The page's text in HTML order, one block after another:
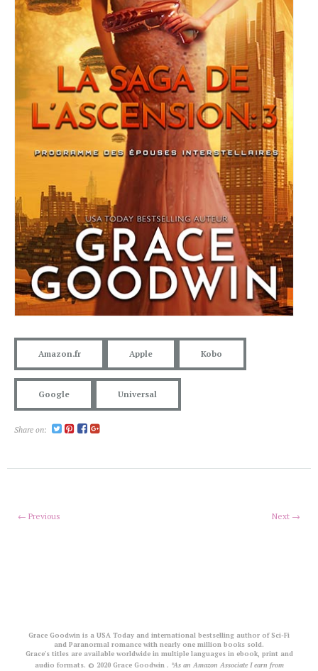
Amazon.fr Apple Kobo
Google Universal
Share on:
Next →
← Previous
Grace Goodwin is a USA Today and international bestselling author of Sci-Fi
and Paranormal romance with nearly one million books sold.
Grace's titles are available worldwide in multiple languages in ebook, print and
audio formats. © 2020 Grace Goodwin . *As an Amazon Associate I earn from